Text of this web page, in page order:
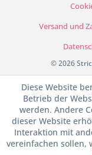
Versand und
© 2026
Diese Website
Betrieb der
werden. Andere
dieser Website
Interaktion mit
vereinfachen sollen,